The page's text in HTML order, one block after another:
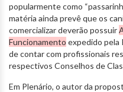
popularmente como
matéria ainda prevê que os
comercializar deverão possuir
Funcionamento expedido pela
de contar com profissionais
respectivos Conselhos de
Em Plenário, o autor da